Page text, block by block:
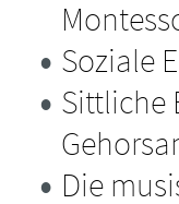
Soziale
Sittliche
Die